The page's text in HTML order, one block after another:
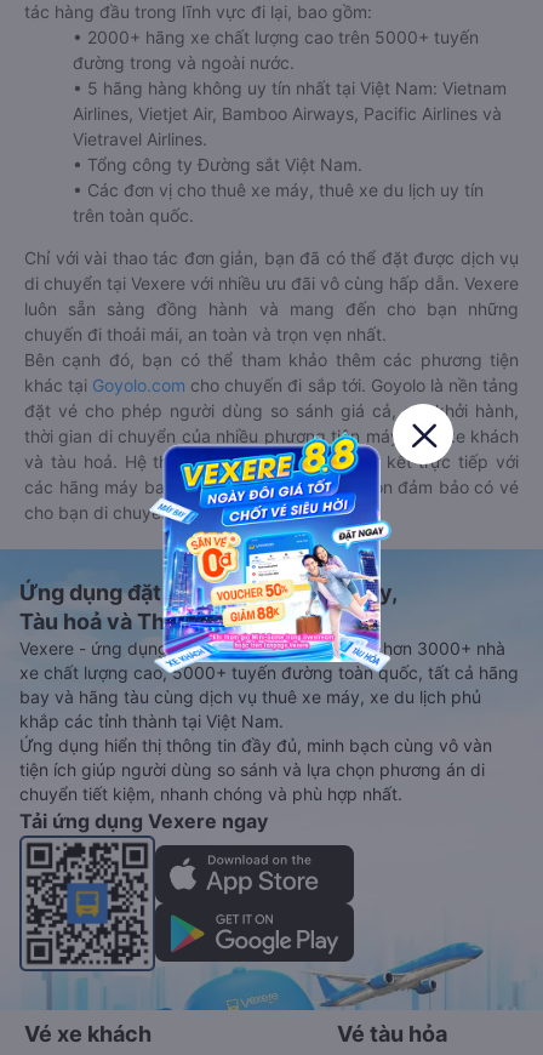
tác hàng đầu trong lĩnh vực đi lại, bao gồm:
• 2000+ hãng xe chất lượng cao trên 5000+ tuyến
đường trong và ngoài nước.
• 5 hãng hàng không uy tín nhất tại Việt Nam: Vietnam
Airlines, Vietjet Air, Bamboo Airways, Pacific Airlines và
Vietravel Airlines.
• Tổng công ty Đường sắt Việt Nam.
• Các đơn vị cho thuê xe máy, thuê xe du lịch uy tín
trên toàn quốc.
Chỉ với vài thao tác đơn giản, bạn đã có thể đặt được dịch vụ
di chuyển tại Vexere với nhiều ưu đãi vô cùng hấp dẫn. Vexere
luôn sẵn sàng đồng hành và mang đến cho bạn những
chuyến đi thoải mái, an toàn và trọn vẹn nhất.
Bên cạnh đó, bạn có thể tham khảo thêm các phương tiện
khác tại Goyolo.com cho chuyến đi sắp tới. Goyolo là nền tảng
đặt vé cho phép người dùng so sánh giá cả, giờ khởi hành,
thời gian di chuyển của nhiều phương tiện máy bay, xe khách
và tàu hoả. Hệ thống của Goyolo được liên kết trực tiếp với
các hãng máy bay, xe khách và tàu hoả, luôn đảm bảo có vé
cho bạn di chuyển.
Ứng dụng đặt vé Xe khách, Máy bay,
Tàu hoả và Thuê xe
Vexere - ứng dụng đặt vé đa phương tiện với hơn 3000+ nhà
xe chất lượng cao, 5000+ tuyến đường toàn quốc, tất cả hãng
bay và hãng tàu cùng dịch vụ thuê xe máy, xe du lịch phủ
khắp các tỉnh thành tại Việt Nam.
Ứng dụng hiển thị thông tin đầy đủ, minh bạch cùng vô vàn
tiện ích giúp người dùng so sánh và lựa chọn phương án di
chuyển tiết kiệm, nhanh chóng và phù hợp nhất.
Tải ứng dụng Vexere ngay
Vé xe khách Vé tàu hỏa